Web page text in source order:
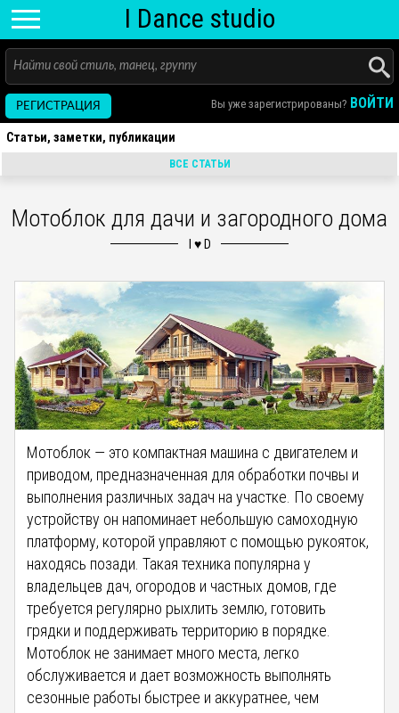
I Dance studio
Вы уже зарегистрированы? ВОЙТИ
РЕГИСТРАЦИЯ
Статьи, заметки, публикации
ВСЕ СТАТЬИ
Мотоблок для дачи и загородного дома
Мотоблок — это компактная машина с двигателем и
приводом, предназначенная для обработки почвы и
выполнения различных задач на участке. По своему
устройству он напоминает небольшую самоходную
платформу, которой управляют с помощью рукояток,
находясь позади. Такая техника популярна у
владельцев дач, огородов и частных домов, где
требуется регулярно рыхлить землю, готовить
грядки и поддерживать территорию в порядке.
Мотоблок не занимает много места, легко
обслуживается и дает возможность выполнять
сезонные работы быстрее и аккуратнее, чем